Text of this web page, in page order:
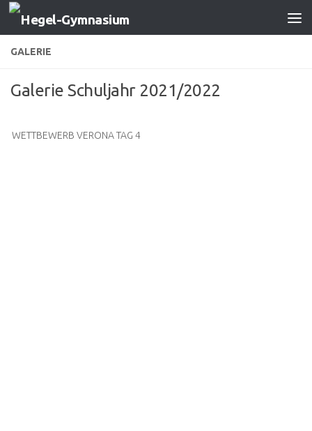
Zum Inhalt springen
GALERIE
Galerie Schuljahr 2021/2022
WETTBEWERB VERONA TAG 4